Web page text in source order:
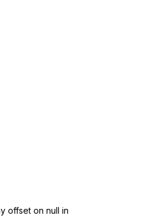
offset on null in